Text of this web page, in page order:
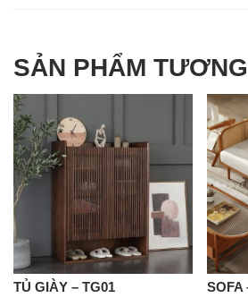
SẢN PHẨM
TỦ GIÀY – TG01 SOFA